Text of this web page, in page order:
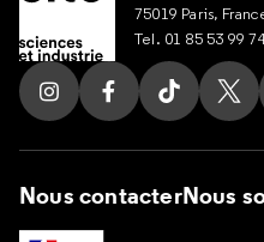
75019 Paris,
Tel. 01 85 53 99
Suivez nous sur
Suivez nous sur
Suivez
Nous contacterNous